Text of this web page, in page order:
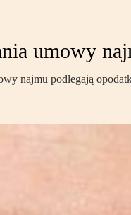
umowy
najmu podlegają